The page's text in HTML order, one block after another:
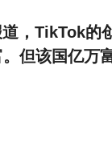
，TikTok的
但该国亿万